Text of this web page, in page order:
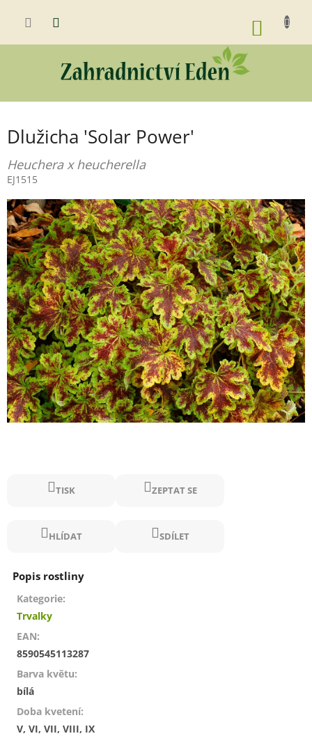
KOŠÍK
Dlužicha 'Solar Power'
Heuchera x heucherella
EJ1515
TISK ZEPTAT SE
HLÍDAT SDÍLET
Kategorie:
Trvalky
EAN:
8590545113287
Barva květu:
bílá
Doba kvetení:
V, VI, VII, VIII, IX